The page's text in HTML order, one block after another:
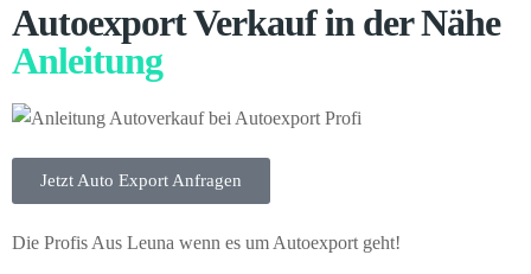
Autoexport Verkauf in der Nähe
Anleitung
Jetzt Auto Export Anfragen
Die Profis Aus Leuna wenn es um Autoexport geht!